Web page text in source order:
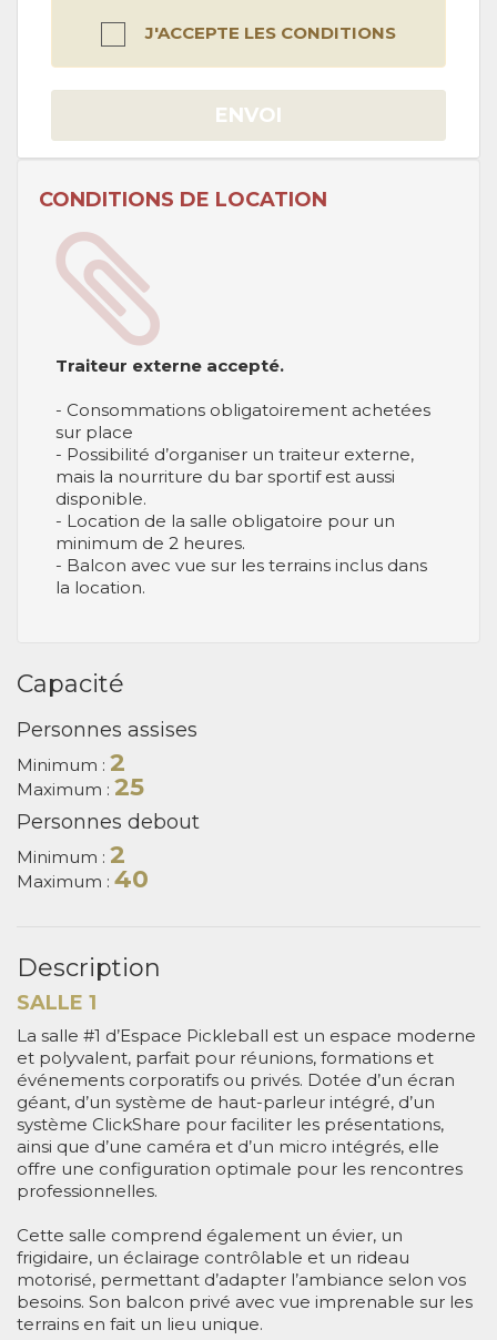
J'ACCEPTE LES CONDITIONS
ENVOI
CONDITIONS DE LOCATION
Traiteur externe accepté.
- Consommations obligatoirement achetées
sur place
- Possibilité d’organiser un traiteur externe,
mais la nourriture du bar sportif est aussi
disponible.
- Location de la salle obligatoire pour un
minimum de 2 heures.
- Balcon avec vue sur les terrains inclus dans
la location.
Capacité
Personnes assises
Minimum : 2
Maximum : 25
Personnes debout
Minimum : 2
Maximum : 40
Description
SALLE 1
La salle #1 d’Espace Pickleball est un espace moderne
et polyvalent, parfait pour réunions, formations et
événements corporatifs ou privés. Dotée d’un écran
géant, d’un système de haut-parleur intégré, d’un
système ClickShare pour faciliter les présentations,
ainsi que d’une caméra et d’un micro intégrés, elle
offre une configuration optimale pour les rencontres
professionnelles.
Cette salle comprend également un évier, un
frigidaire, un éclairage contrôlable et un rideau
motorisé, permettant d’adapter l’ambiance selon vos
besoins. Son balcon privé avec vue imprenable sur les
terrains en fait un lieu unique.